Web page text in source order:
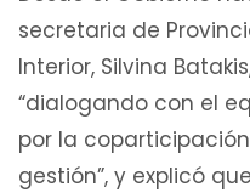
secretaria de
Interior, Silvina
“dialogando con el
por la
gestión”, y explicó